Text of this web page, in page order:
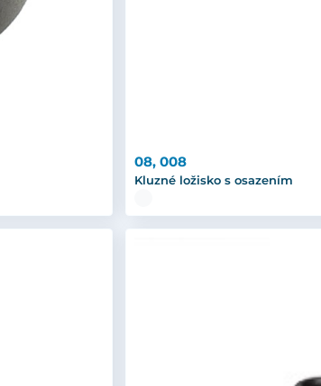
08, 008
Kluzné ložisko s osazením